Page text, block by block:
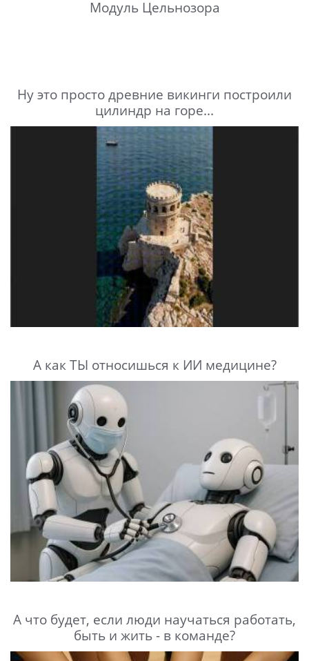
Модуль Цельнозора
Ну это просто древние викинги построили
цилиндр на горе...
А как ТЫ относишься к ИИ медицине?
А что будет, если люди научаться работать,
быть и жить - в команде?